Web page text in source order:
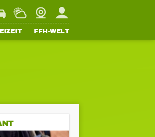
WetterWebcamMein FFH
FFH-WELT